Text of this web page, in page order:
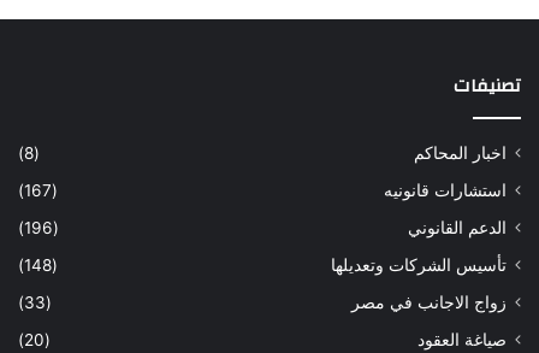
تصنيفات
اخبار المحاكم
(8)
استشارات قانونيه
(167)
الدعم القانوني
(196)
تأسيس الشركات وتعديلها
(148)
زواج الاجانب في مصر
(33)
صياغة العقود
(20)